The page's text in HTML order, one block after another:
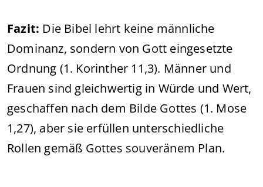
Fazit: Die Bibel lehrt keine männliche
Dominanz, sondern von Gott eingesetzte
Ordnung (1. Korinther 11,3). Männer und
Frauen sind gleichwertig in Würde und Wert,
geschaffen nach dem Bilde Gottes (1. Mose
1,27), aber sie erfüllen unterschiedliche
Rollen gemäß Gottes souveränem Plan.